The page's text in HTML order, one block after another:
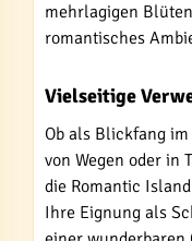
mehrlagigen
romantisches
Vielseitige
Ob als Blickfang
von Wegen oder in
die Romantic
Ihre Eignung als